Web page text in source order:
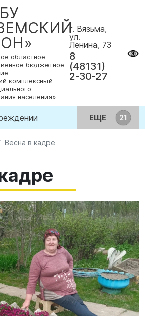
областное
бюджетное
комплексный
населения»
г. Вязьма,
ул.
Ленина, 73
8
(48131)
2-30-27
ЕЩЕ
Весна в кадре